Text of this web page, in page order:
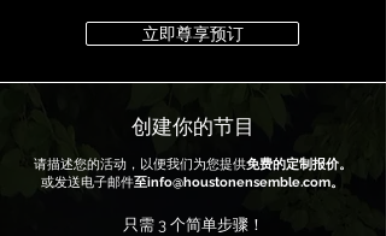
立即尊享预订
创建你的节目
请描述您的活动，以便我们为您提供免费的定制报价。
或发送电子邮件至info@houstonensemble.com。
只需 3 个简单步骤！